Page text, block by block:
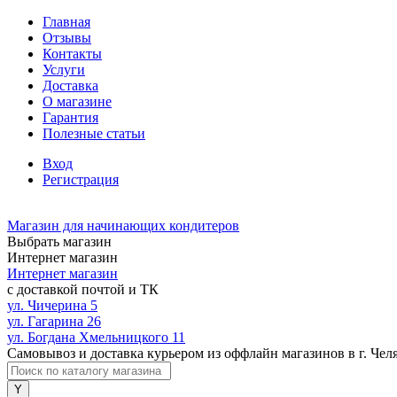
Главная
Отзывы
Контакты
Услуги
Доставка
О магазине
Гарантия
Полезные статьи
Вход
Регистрация
Магазин для начинающих кондитеров
Выбрать магазин
Интернет магазин
Интернет магазин
с доставкой почтой и ТК
ул. Чичерина 5
ул. Гагарина 26
ул. Богдана Хмельницкого 11
Самовывоз и доставка курьером из оффлайн магазинов в г.